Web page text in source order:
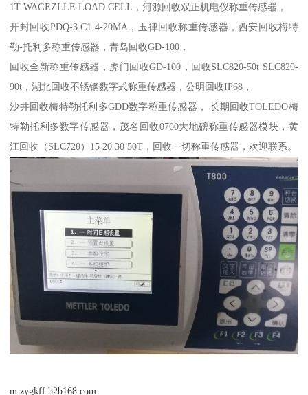
1T WAGEZLLE LOAD CELL，河源回收双正机电仪称重传感器，
开封回收PDQ-3 C1 4-20MA，玉律回收称重传感器，西安回收梅特
勒-托利多称重传感器，青岛回收GD-100，
回收全新称重传感器，虎门回收GD-100， 回收SLC820-50t SLC820-
90t，湖北回收不锈钢数字式称重传感器，公明回收IP68，
沙井回收梅特勒托利多GDD数字称重传感器，
长期回收TOLEDO梅
特勒托利多数字传感器，茂名回收0760大地磅称重传感器模块 ，黄
江回收（SLC720）15 20 30 50T ，回收一切称重传感器，欢迎联系。
m.zygkff.b2b168.com